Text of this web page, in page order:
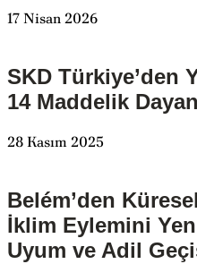
17 Nisan 2026
SKD Türkiye’den
14 Maddelik
28 Kasım 2025
Belém’den
İklim Eylemini
Uyum ve Adil